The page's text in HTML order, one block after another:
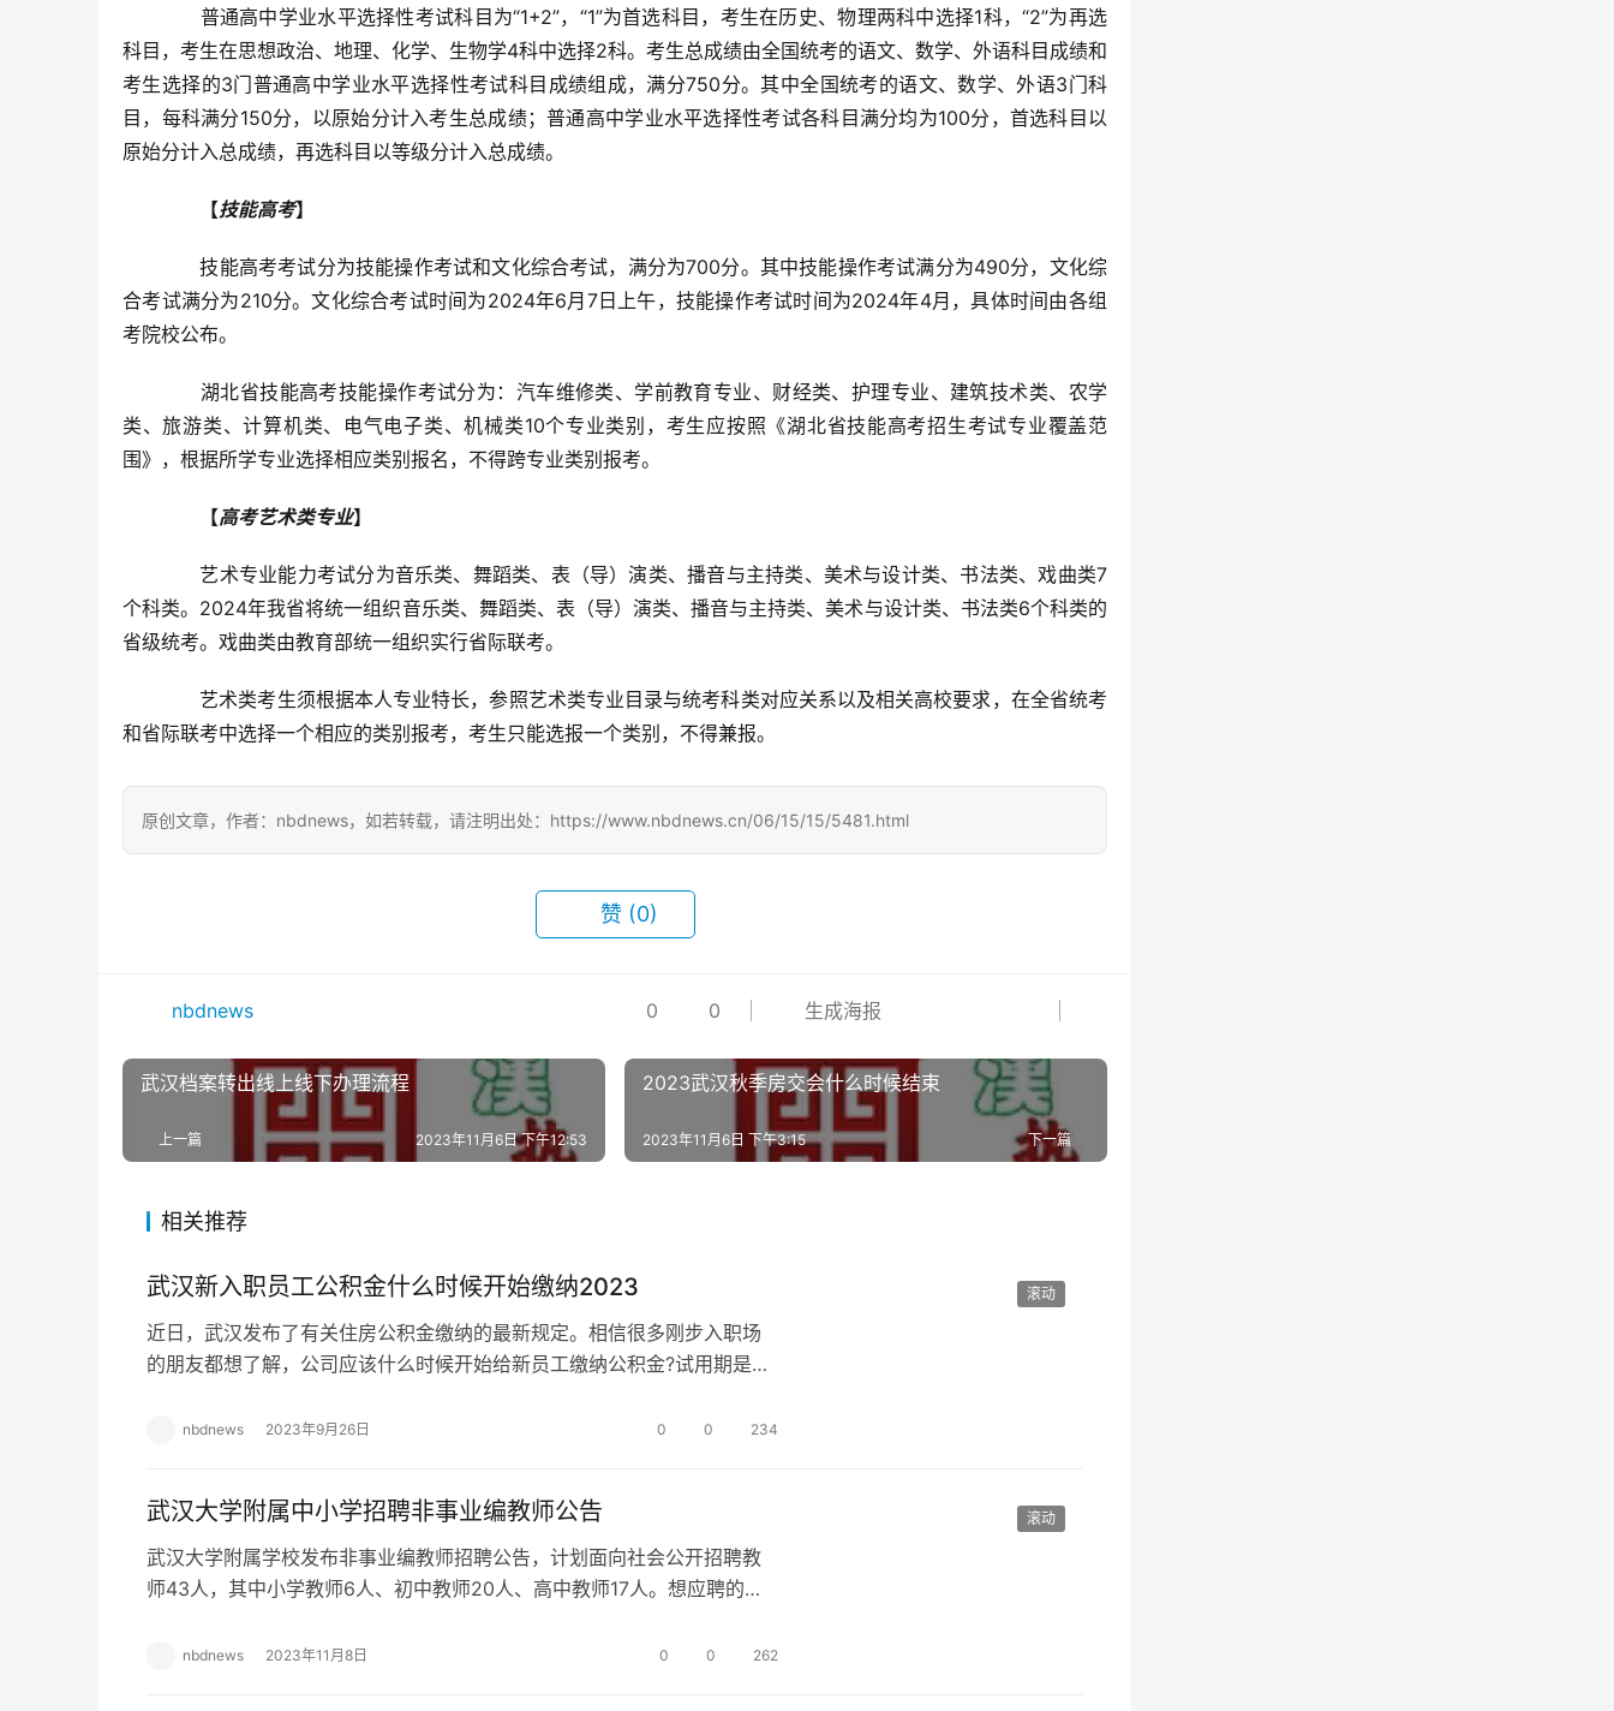
普通高中学业水平选择性考试科目为“1+2”，“1”为首选科目，考生在历史、物理两科中选择1科，“2”为再选
科目，考生在思想政治、地理、化学、生物学4科中选择2科。考生总成绩由全国统考的语文、数学、外语科目成绩和
考生选择的3门普通高中学业水平选择性考试科目成绩组成，满分750分。其中全国统考的语文、数学、外语3门科
目，每科满分150分，以原始分计入考生总成绩；普通高中学业水平选择性考试各科目满分均为100分，首选科目以
原始分计入总成绩，再选科目以等级分计入总成绩。
【技能高考】
技能高考考试分为技能操作考试和文化综合考试，满分为700分。其中技能操作考试满分为490分，文化综
合考试满分为210分。文化综合考试时间为2024年6月7日上午，技能操作考试时间为2024年4月，具体时间由各组
考院校公布。
湖北省技能高考技能操作考试分为：汽车维修类、学前教育专业、财经类、护理专业、建筑技术类、农学
类、旅游类、计算机类、电气电子类、机械类10个专业类别，考生应按照《湖北省技能高考招生考试专业覆盖范
围》，根据所学专业选择相应类别报名，不得跨专业类别报考。
【高考艺术类专业】
艺术专业能力考试分为音乐类、舞蹈类、表（导）演类、播音与主持类、美术与设计类、书法类、戏曲类7
个科类。2024年我省将统一组织音乐类、舞蹈类、表（导）演类、播音与主持类、美术与设计类、书法类6个科类的
省级统考。戏曲类由教育部统一组织实行省际联考。
艺术类考生须根据本人专业特长，参照艺术类专业目录与统考科类对应关系以及相关高校要求，在全省统考
和省际联考中选择一个相应的类别报考，考生只能选报一个类别，不得兼报。
原创文章，作者：nbdnews，如若转载，请注明出处：https://www.nbdnews.cn/06/15/15/5481.html
赞 (0)
nbdnews 0 0 生成海报
武汉档案转出线上线下办理流程
上一篇 2023年11月6日 下午12:53
2023武汉秋季房交会什么时候结束
下一篇
2023年11月6日 下午3:15
相关推荐
滚动
武汉新入职员工公积金什么时候开始缴纳2023
近日，武汉发布了有关住房公积金缴纳的最新规定。相信很多刚步入职场
的朋友都想了解，公司应该什么时候开始给新员工缴纳公积金?试用期是否
nbdnews 2023年9月26日 0 0 234
滚动
武汉大学附属中小学招聘非事业编教师公告
武汉大学附属学校发布非事业编教师招聘公告，计划面向社会公开招聘教
师43人，其中小学教师6人、初中教师20人、高中教师17人。想应聘的话
nbdnews 2023年11月8日 0 0 262